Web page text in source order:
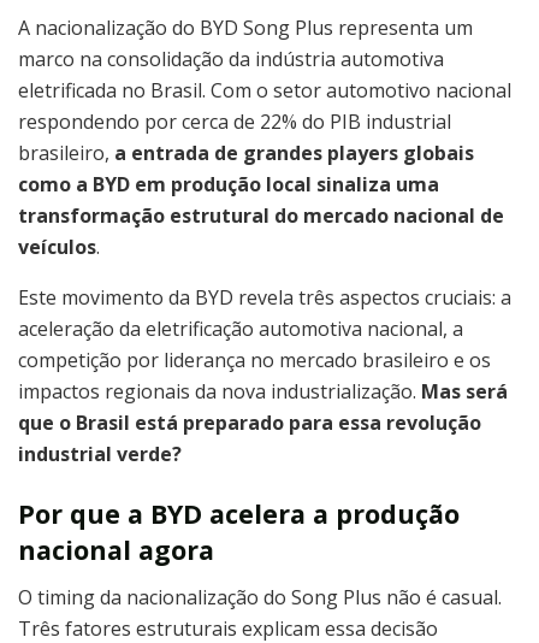
A nacionalização do BYD Song Plus representa um
marco na consolidação da indústria automotiva
eletrificada no Brasil. Com o setor automotivo nacional
respondendo por cerca de 22% do PIB industrial
brasileiro, a entrada de grandes players globais
como a BYD em produção local sinaliza uma
transformação estrutural do mercado nacional de
veículos.
Este movimento da BYD revela três aspectos cruciais: a
aceleração da eletrificação automotiva nacional, a
competição por liderança no mercado brasileiro e os
impactos regionais da nova industrialização. Mas será
que o Brasil está preparado para essa revolução
industrial verde?
Por que a BYD acelera a produção
nacional agora
O timing da nacionalização do Song Plus não é casual.
Três fatores estruturais explicam essa decisão